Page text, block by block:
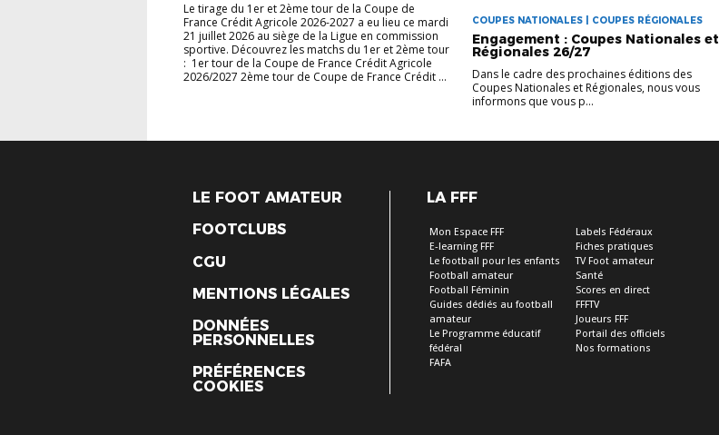
Le tirage du 1er et 2ème tour de la Coupe de
France Crédit Agricole 2026-2027 a eu lieu ce mardi
21 juillet 2026 au siège de la Ligue en commission
sportive. Découvrez les matchs du 1er et 2ème tour
: 1er tour de la Coupe de France Crédit Agricole
2026/2027 2ème tour de Coupe de France Crédit ...
COUPES NATIONALES | COUPES RÉGIONALES
Engagement : Coupes Nationales et
Régionales 26/27
Dans le cadre des prochaines éditions des
Coupes Nationales et Régionales, nous vous
informons que vous p...
LE FOOT AMATEUR
FOOTCLUBS
CGU
MENTIONS LÉGALES
DONNÉES
PERSONNELLES
PRÉFÉRENCES
COOKIES
LA FFF
Mon Espace FFF
E-learning FFF
Le football pour les enfants
Football amateur
Football Féminin
Guides dédiés au football
amateur
Le Programme éducatif
fédéral
FAFA
Labels Fédéraux
Fiches pratiques
TV Foot amateur
Santé
Scores en direct
FFFTV
Joueurs FFF
Portail des officiels
Nos formations